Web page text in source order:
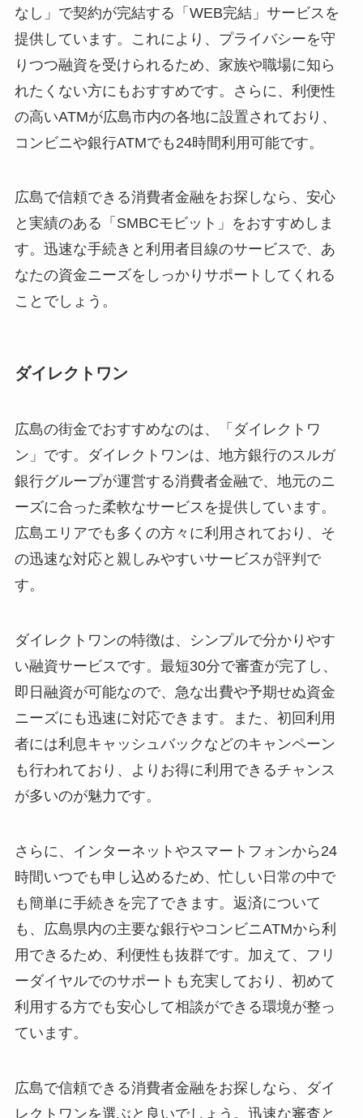
なし」で契約が完結する「WEB完結」サービスを
提供しています。これにより、プライバシーを守
りつつ融資を受けられるため、家族や職場に知ら
れたくない方にもおすすめです。さらに、利便性
の高いATMが広島市内の各地に設置されており、
コンビニや銀行ATMでも24時間利用可能です。
広島で信頼できる消費者金融をお探しなら、安心
と実績のある「SMBCモビット」をおすすめしま
す。迅速な手続きと利用者目線のサービスで、あ
なたの資金ニーズをしっかりサポートしてくれる
ことでしょう。
ダイレクトワン
広島の街金でおすすめなのは、「ダイレクトワ
ン」です。ダイレクトワンは、地方銀行のスルガ
銀行グループが運営する消費者金融で、地元のニ
ーズに合った柔軟なサービスを提供しています。
広島エリアでも多くの方々に利用されており、そ
の迅速な対応と親しみやすいサービスが評判で
す。
ダイレクトワンの特徴は、シンプルで分かりやす
い融資サービスです。最短30分で審査が完了し、
即日融資が可能なので、急な出費や予期せぬ資金
ニーズにも迅速に対応できます。また、初回利用
者には利息キャッシュバックなどのキャンペーン
も行われており、よりお得に利用できるチャンス
が多いのが魅力です。
さらに、インターネットやスマートフォンから24
時間いつでも申し込めるため、忙しい日常の中で
も簡単に手続きを完了できます。返済について
も、広島県内の主要な銀行やコンビニATMから利
用できるため、利便性も抜群です。加えて、フリ
ーダイヤルでのサポートも充実しており、初めて
利用する方でも安心して相談ができる環境が整っ
ています。
広島で信頼できる消費者金融をお探しなら、ダイ
レクトワンを選ぶと良いでしょう。迅速な審査と